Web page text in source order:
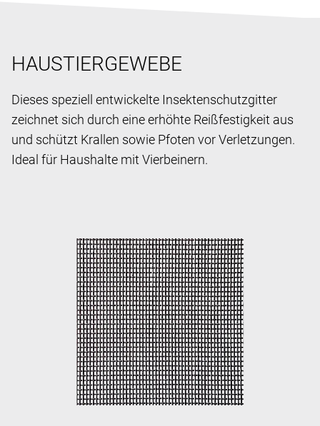
HAUSTIERGEWEBE
Dieses speziell entwickelte Insektenschutzgitter
zeichnet sich durch eine erhöhte Reißfestigkeit aus
und schützt Krallen sowie Pfoten vor Verletzungen.
Ideal für Haushalte mit Vierbeinern.